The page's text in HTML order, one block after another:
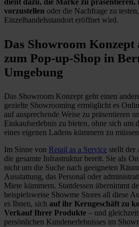
dient dazu, die Marke zu präsentieren,
vorzustellen oder die Nachfrage zu
Einzelhandelsstandort eröffnet wird.
Das Showroom
zum Pop-up-Shop in
Umgebung
Das Showroom Konzept geht einen
gezielte Showrooming ermöglicht es
auf ansprechende Weise zu präsentieren
Einkaufserlebnis zu bieten, ohne sich um
eines eigenen Ladens kümmern zu
Im Sinne von Retail as a Service stellt der
die gesamte Infrastruktur bereit. Sie als
nicht um die Suche nach geeigneten
Ausstattung, das Personal oder
Miete kümmern. Stattdessen übernimmt
beispielsweise Showme Stores all diese
es Ihnen, sich auf ihr Kerngeschäft zu
Verkauf Ihrer Produkte – und
persönlichen Kundenerlebnisses im